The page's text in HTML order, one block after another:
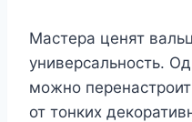
Мастера ценят
универсальность.
можно
от тонких